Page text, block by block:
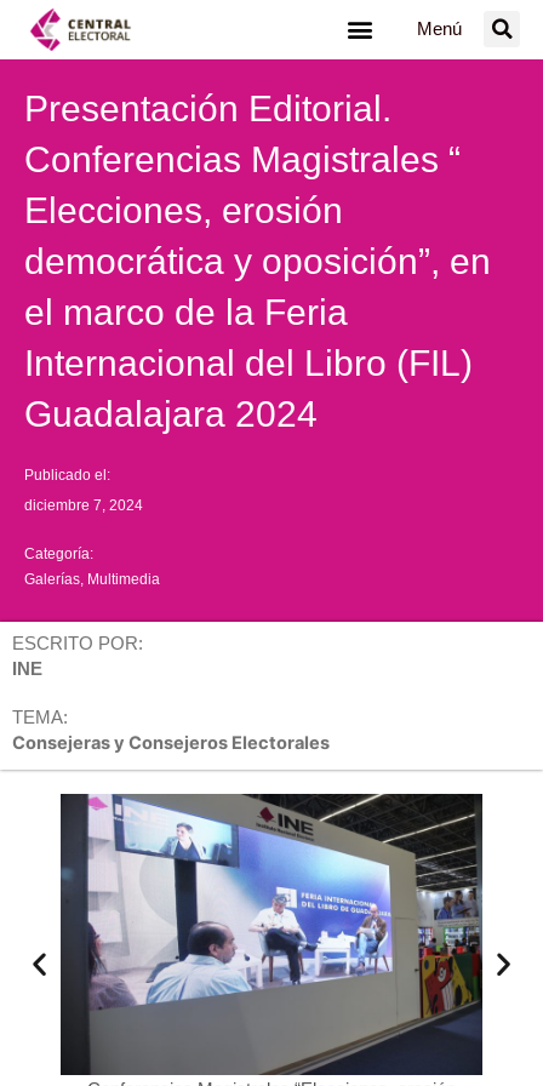
Menú
Presentación Editorial.
Conferencias Magistrales “
Elecciones, erosión
democrática y oposición”, en
el marco de la Feria
Internacional del Libro (FIL)
Guadalajara 2024
Publicado el:
diciembre 7, 2024
Categoría:
Galerías Multimedia
ESCRITO POR:
INE
TEMA:
Consejeras y Consejeros Electorales